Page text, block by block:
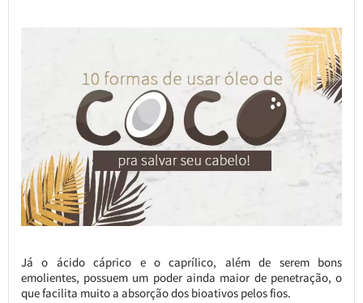
Já o ácido cáprico e o caprílico, além de serem bons
emolientes, possuem um poder ainda maior de penetração, o
que facilita muito a absorção dos bioativos pelos fios.